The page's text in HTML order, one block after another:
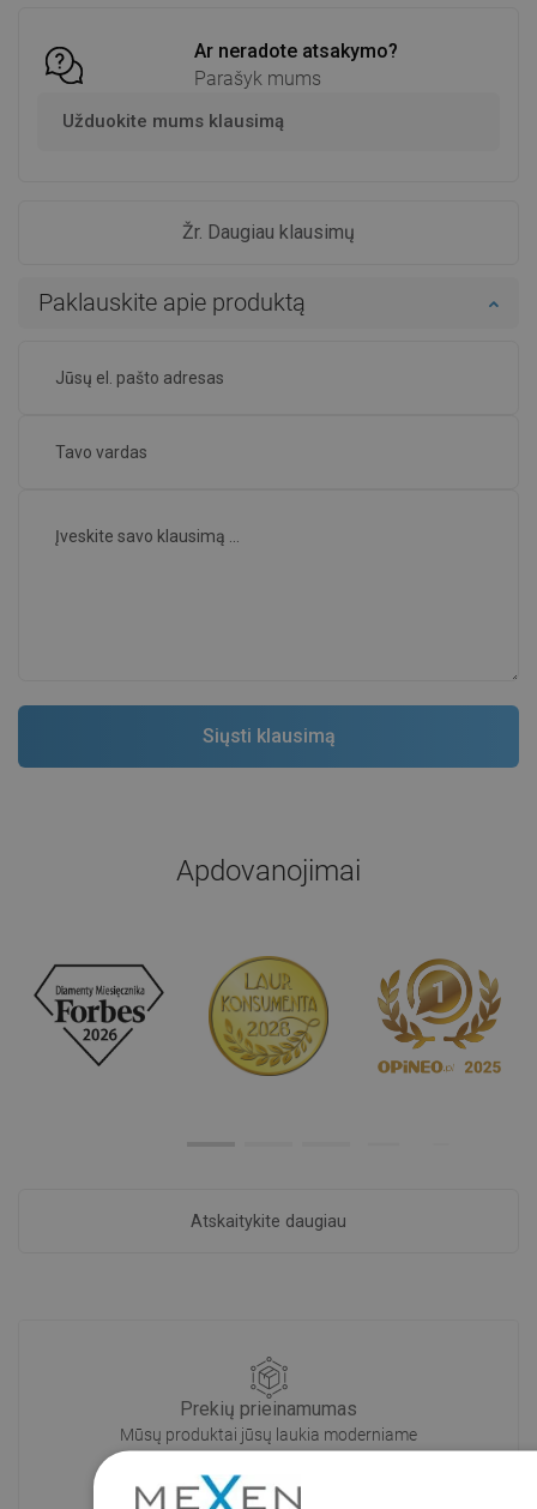
Ar neradote atsakymo?
Parašyk mums
Užduokite mums klausimą
Žr. Daugiau klausimų
Paklauskite apie produktą
Apdovanojimai
Atskaitykite daugiau
Prekių prieinamumas
Mūsų produktai jūsų laukia moderniame